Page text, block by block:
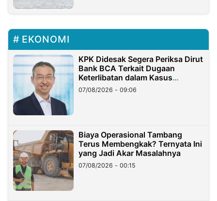
EKONOMI
KPK Didesak Segera Periksa Dirut
Bank BCA Terkait Dugaan
Keterlibatan dalam Kasus
Hilangnya Dana Nasabah Rp2,58
Miliar
07/08/2026 - 09:06
Biaya Operasional Tambang
Terus Membengkak? Ternyata Ini
yang Jadi Akar Masalahnya
07/08/2026 - 00:15